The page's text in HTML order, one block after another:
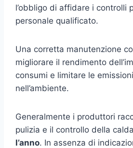
l’obbligo di affidare i controlli
personale qualificato.
Una corretta manutenzione
migliorare il rendimento
consumi e limitare le
nell’ambiente.
Generalmente i produttori
pulizia e il controllo della
l’anno. In assenza di